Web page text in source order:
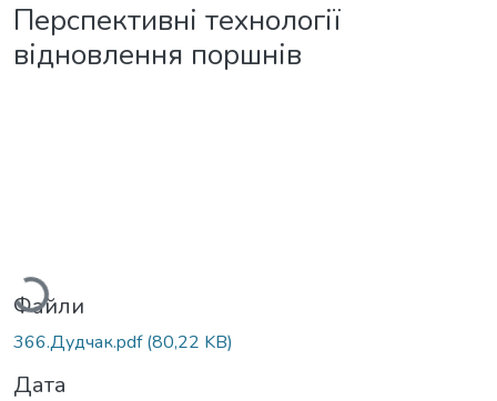
Перспективні технології
відновлення поршнів
Файли
366.Дудчак.pdf(80,22 KB)
Дата